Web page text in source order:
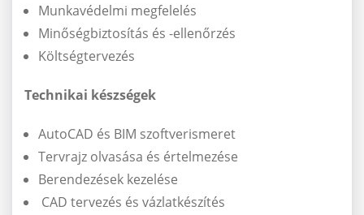
Munkavédelmi megfelelés
Minőségbiztosítás és -ellenőrzés
Költségtervezés
Technikai készségek
AutoCAD és BIM szoftverismeret
Tervrajz olvasása és értelmezése
Berendezések kezelése
CAD tervezés és vázlatkészítés